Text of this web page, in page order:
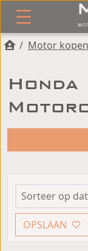
/ Motor kopen
Honda
OPSLAAN